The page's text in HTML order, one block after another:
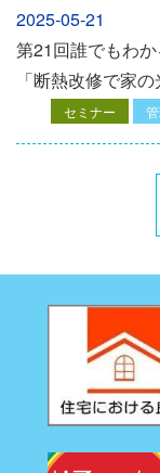
2025-05-21
第21回誰でもわ
「断熱改修で家
セミナー